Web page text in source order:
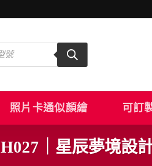
照片卡通似顏繪 可訂
H027｜星辰夢境設